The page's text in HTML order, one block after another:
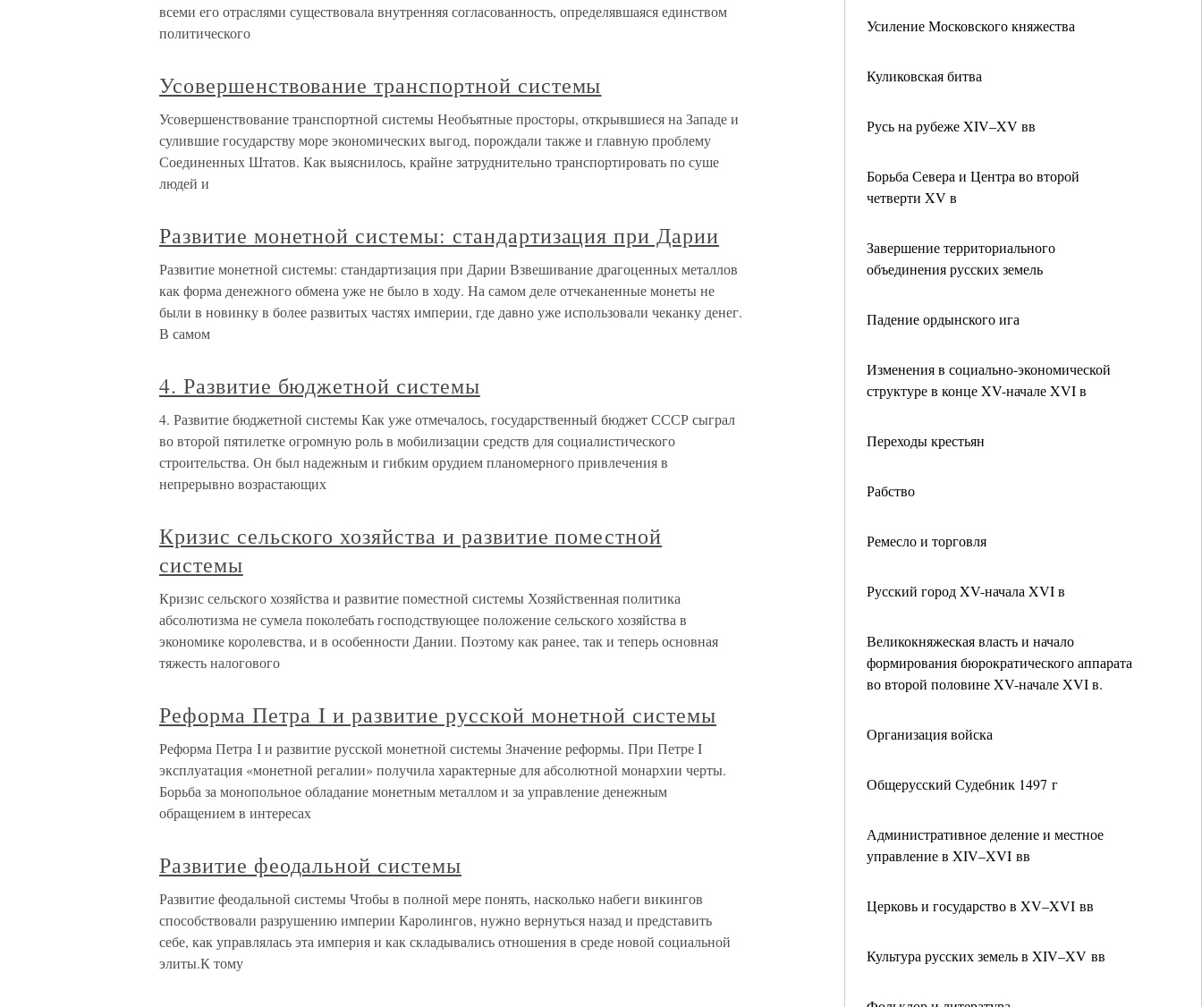
Усиление Московского княжества
Куликовская битва
Русь на рубеже XIV–XV вв
Борьба Севера и Центра во второй
четверти XV в
Завершение территориального
объединения русских земель
Падение ордынского ига
Изменения в социально-экономической
структуре в конце XV-начале XVI в
Переходы крестьян
Рабство
Ремесло и торговля
Русский город XV-начала XVI в
Великокняжеская власть и начало
формирования бюрократического аппарата
во второй половине XV-начале XVI в.
Организация войска
Общерусский Судебник 1497 г
Административное деление и местное
управление в XIV–XVI вв
Церковь и государство в XV–XVI вв
Культура русских земель в XIV–XV вв
всеми его отраслями существовала внутренняя согласованность, определявшаяся единством
политического
Усовершенствование транспортной системы
Усовершенствование транспортной системы Необъятные просторы, открывшиеся на Западе и
сулившие государству море экономических выгод, порождали также и главную проблему
Соединенных Штатов. Как выяснилось, крайне затруднительно транспортировать по суше
людей и
Развитие монетной системы: стандартизация при Дарии
Развитие монетной системы: стандартизация при Дарии Взвешивание драгоценных металлов
как форма денежного обмена уже не было в ходу. На самом деле отчеканенные монеты не
были в новинку в более развитых частях империи, где давно уже использовали чеканку денег.
В самом
4. Развитие бюджетной системы
4. Развитие бюджетной системы Как уже отмечалось, государственный бюджет СССР сыграл
во второй пятилетке огромную роль в мобилизации средств для социалистического
строительства. Он был надежным и гибким орудием планомерного привлечения в
непрерывно возрастающих
Кризис сельского хозяйства и развитие поместной
системы
Кризис сельского хозяйства и развитие поместной системы Хозяйственная политика
абсолютизма не сумела поколебать господствующее положение сельского хозяйства в
экономике королевства, и в особенности Дании. Поэтому как ранее, так и теперь основная
тяжесть налогового
Реформа Петра I и развитие русской монетной системы
Реформа Петра I и развитие русской монетной системы Значение реформы. При Петре I
эксплуатация «монетной регалии» получила характерные для абсолютной монархии черты.
Борьба за монопольное обладание монетным металлом и за управление денежным
обращением в интересах
Развитие феодальной системы
Развитие феодальной системы Чтобы в полной мере понять, насколько набеги викингов
способствовали разрушению империи Каролингов, нужно вернуться назад и представить
себе, как управлялась эта империя и как складывались отношения в среде новой социальной
элиты.К тому